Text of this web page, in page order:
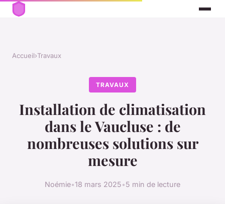
Accueil›Travaux
TRAVAUX
Installation de climatisation
dans le Vaucluse : de
nombreuses solutions sur
mesure
Noémie•18 mars 2025•5 min de lecture